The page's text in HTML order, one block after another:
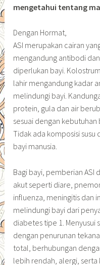
mengetahui tentang
Dengan Hormat,
ASI merupakan cairan
mengandung antibodi
diperlukan bayi.
lahir mengandung kadar
melindungi bayi.
protein, gula dan air
sesuai dengan
Tidak ada komposisi susu
bayi manusia.
Bagi bayi, pemberian ASI
akut seperti diare,
influenza, meningitis dan
melindungi bayi dari
diabetes tipe 1. Menyusui
dengan penurunan
total, berhubungan
lebih rendah, alergi,